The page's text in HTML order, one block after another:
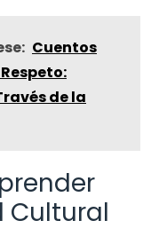
Cuentos
de la
Cultural